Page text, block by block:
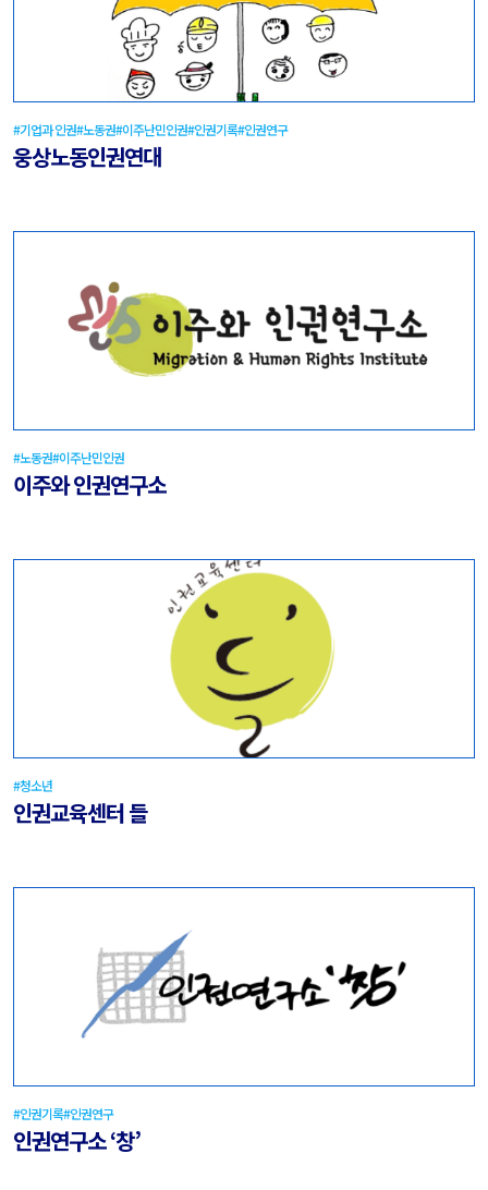
#기업과 인권#노동권#이주난민인권#인권기록#인권연구
웅상노동인권연대
#노동권#이주난민인권
이주와 인권연구소
#청소년
인권교육센터 들
#인권기록#인권연구
인권연구소 ‘창’